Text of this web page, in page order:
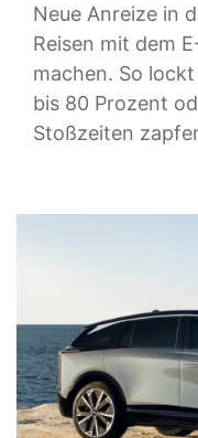
Neue Anreize in
Reisen mit dem
machen. So
bis 80 Prozent
Stoßzeiten